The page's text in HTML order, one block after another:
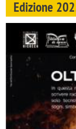
Edizione